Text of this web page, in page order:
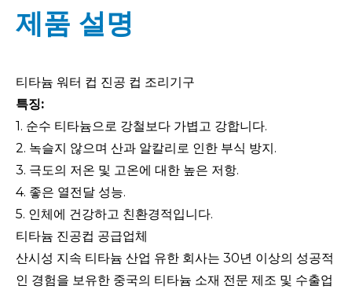
제품 설명
티타늄 워터 컵 진공 컵 조리기구
특징:
1. 순수 티타늄으로 강철보다 가볍고 강합니다.
2. 녹슬지 않으며 산과 알칼리로 인한 부식 방지.
3. 극도의 저온 및 고온에 대한 높은 저항.
4. 좋은 열전달 성능.
5. 인체에 건강하고 친환경적입니다.
티타늄 진공컵 공급업체
산시성 지속 티타늄 산업 유한 회사는 30년 이상의 성공적
인 경험을 보유한 중국의 티타늄 소재 전문 제조 및 수출업